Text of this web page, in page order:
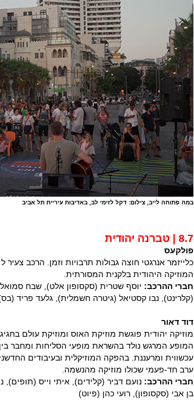
במה פתוחה לייב, צילום: דקל לזימי לב, באדיבות עיריית תל אביב
8.7 | טברנה יהודית
פולקעס
המוזיקה היהודית בלקנית המסורתית.
חברי ההרכב: יוסף שטרית (סקסופון אלט), שבח סמואל
(קלרינט), נבו קסטיאל (גיטרה חשמלית), גלעד פריד
דוד דאור
מוזיקה יהודית פוגשת מוזיקת האוס ומוזיקת עולם
המופע המרגש נולד בהשראת מופעי הסליחות ומחבר
עכשווית ומרעננת. בהפקה המוזיקלית ובעיבודים
ערב חד-פעמי שכולו מוזיקה מהנשמה.
חברי ההרכב: נועם דביר (קלידים), איתי וייס (תופים),
בן אבי (סקסופון), רועי כהן (פיוט)